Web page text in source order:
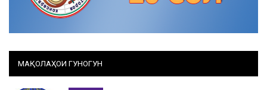
МАҚОЛАҲОИ ГУНОГУН